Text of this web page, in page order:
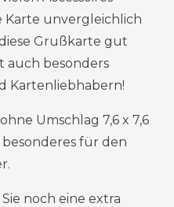
Karte unvergleichlich
Grußkarte gut
auch besonders
Kartenliebhabern!
Umschlag 7,6 x 7,6
für den
noch eine extra